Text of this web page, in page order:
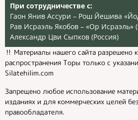
При сотрудничестве с:
Гаон Янив Ассури – Рош Йешива
Рав Исраэль Якобов – «Ор Исраэль»
Александр Цви Сыпков (Россия)
‼️ Материалы нашего сайта разрешено
распространения Торы только с
Silatehilim.com
Запрещено любое использование
изданиях и для коммерческих целей
правообладателя.